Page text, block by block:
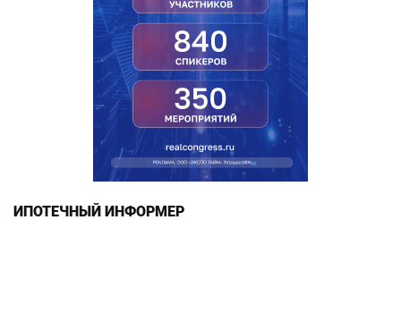
ИПОТЕЧНЫЙ ИНФОРМЕР